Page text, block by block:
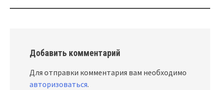
Добавить комментарий
Для отправки комментария вам необходимо
авторизоваться.